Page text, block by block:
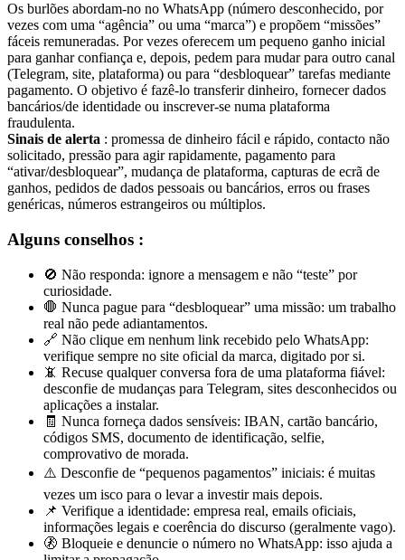
Os burlões abordam-no no WhatsApp (número desconhecido, por
vezes com uma “agência” ou uma “marca”) e propõem “missões”
fáceis remuneradas. Por vezes oferecem um pequeno ganho inicial
para ganhar confiança e, depois, pedem para mudar para outro canal
(Telegram, site, plataforma) ou para “desbloquear” tarefas mediante
pagamento. O objetivo é fazê-lo transferir dinheiro, fornecer dados
bancários/de identidade ou inscrever-se numa plataforma
fraudulenta.
Sinais de alerta : promessa de dinheiro fácil e rápido, contacto não
solicitado, pressão para agir rapidamente, pagamento para
“ativar/desbloquear”, mudança de plataforma, capturas de ecrã de
ganhos, pedidos de dados pessoais ou bancários, erros ou frases
genéricas, números estrangeiros ou múltiplos.
Alguns conselhos :
🚫 Não responda: ignore a mensagem e não “teste” por
curiosidade.
🛑 Nunca pague para “desbloquear” uma missão: um trabalho
real não pede adiantamentos.
🔗 Não clique em nenhum link recebido pelo WhatsApp:
verifique sempre no site oficial da marca, digitado por si.
📵 Recuse qualquer conversa fora de uma plataforma fiável:
desconfie de mudanças para Telegram, sites desconhecidos ou
aplicações a instalar.
🧾 Nunca forneça dados sensíveis: IBAN, cartão bancário,
códigos SMS, documento de identificação, selfie,
comprovativo de morada.
⚠️ Desconfie de “pequenos pagamentos” iniciais: é muitas
vezes um isco para o levar a investir mais depois.
📌 Verifique a identidade: empresa real, emails oficiais,
informações legais e coerência do discurso (geralmente vago).
🚷 Bloqueie e denuncie o número no WhatsApp: isso ajuda a